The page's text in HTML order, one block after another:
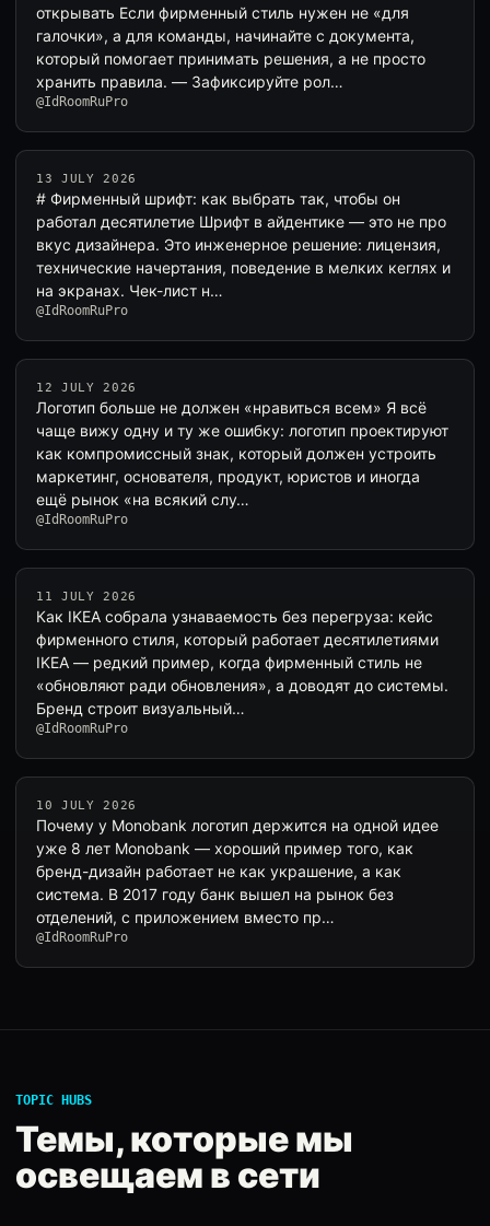
открывать Если фирменный стиль нужен не «для
галочки», а для команды, начинайте с документа,
который помогает принимать решения, а не просто
хранить правила. — Зафиксируйте рол…
@IdRoomRuPro
13 JULY 2026
# Фирменный шрифт: как выбрать так, чтобы он
работал десятилетие Шрифт в айдентике — это не про
вкус дизайнера. Это инженерное решение: лицензия,
технические начертания, поведение в мелких кеглях и
на экранах. Чек-лист н…
@IdRoomRuPro
12 JULY 2026
Логотип больше не должен «нравиться всем» Я всё
чаще вижу одну и ту же ошибку: логотип проектируют
как компромиссный знак, который должен устроить
маркетинг, основателя, продукт, юристов и иногда
ещё рынок «на всякий слу…
@IdRoomRuPro
11 JULY 2026
Как IKEA собрала узнаваемость без перегруза: кейс
фирменного стиля, который работает десятилетиями
IKEA — редкий пример, когда фирменный стиль не
«обновляют ради обновления», а доводят до системы.
Бренд строит визуальный…
@IdRoomRuPro
10 JULY 2026
Почему у Monobank логотип держится на одной идее
уже 8 лет Monobank — хороший пример того, как
бренд-дизайн работает не как украшение, а как
система. В 2017 году банк вышел на рынок без
отделений, с приложением вместо пр…
@IdRoomRuPro
TOPIC HUBS
Темы, которые мы
освещаем в сети